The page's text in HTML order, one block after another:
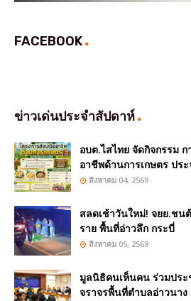
FACEBOOK
ข่าวเด่นประจำสัปดาห์
อบต.ไสไทย จัดกิจกรรม
อาชีพด้านการเกษตร ปร
สิงหาคม 04, 2569
สลดเช้าวันใหม่! จยย.ชน
ราย พื้นที่อ่าวลึก กระบี่
สิงหาคม 05, 2569
มูลนิธิคนเห็นคน ร่วมปร
จราจรพื้นที่ตำบลอ่าวนาง